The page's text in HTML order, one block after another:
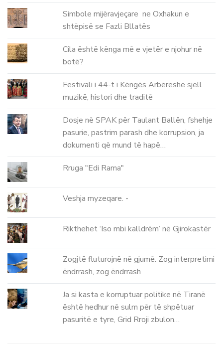
Simbole mijëravjeçare ne Oxhakun e
shtëpisë se Fazli Bllatës
Cila është kënga më e vjetër e njohur në
botë?
Festivali i 44-t i Këngës Arbëreshe sjell
muzikë, histori dhe traditë
Dosje në SPAK për Taulant Ballën, fshehje
pasurie, pastrim parash dhe korrupsion, ja
dokumenti që mund të hapë…
Rruga "Edi Rama"
Veshja myzeqare. -
Rikthehet ‘Iso mbi kalldrëm’ në Gjirokastër
Zogjtë fluturojnë në gjumë. Zog interpretimi
ëndrrash, zog ëndrrash
Ja si kasta e korruptuar politike në Tiranë
është hedhur në sulm për të shpëtuar
pasuritë e tyre, Grid Rroji zbulon…